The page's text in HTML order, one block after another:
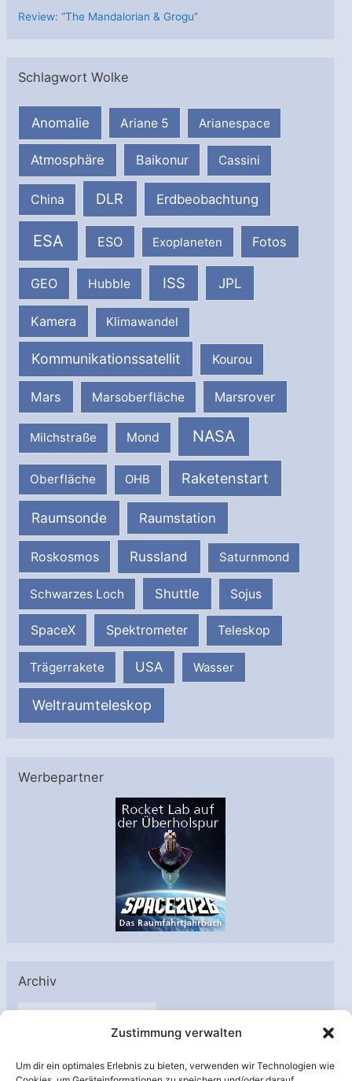
Zustimmung verwalten
Um dir ein optimales Erlebnis zu bieten, verwenden wir Technologien wie
Review: “The Mandalorian & Grogu”
Schlagwort Wolke
Anomalie Ariane 5 Arianespace
Atmosphäre Baikonur Cassini
China DLR Erdbeobachtung
ESA ESO Exoplaneten Fotos
GEO Hubble ISS JPL
Kamera Klimawandel
Kommunikationssatellit Kourou
Mars Marsoberfläche Marsrover
Milchstraße Mond NASA
Oberfläche OHB Raketenstart
Raumsonde Raumstation
Roskosmos Russland Saturnmond
Schwarzes Loch Shuttle Sojus
SpaceX Spektrometer Teleskop
Trägerrakete USA Wasser
Weltraumteleskop
Werbepartner
Archiv
A
h